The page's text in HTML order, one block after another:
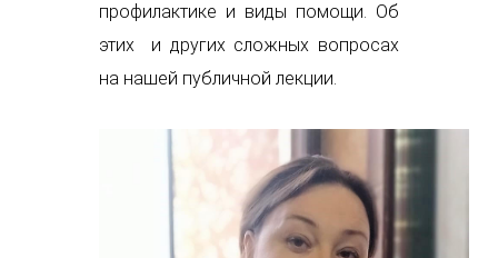
профилактике и виды помощи. Об
этих и других сложных вопросах
на нашей публичной лекции.